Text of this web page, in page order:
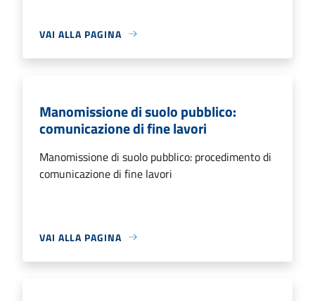
VAI ALLA PAGINA
Manomissione di suolo pubblico:
comunicazione di fine lavori
Manomissione di suolo pubblico: procedimento di
comunicazione di fine lavori
VAI ALLA PAGINA